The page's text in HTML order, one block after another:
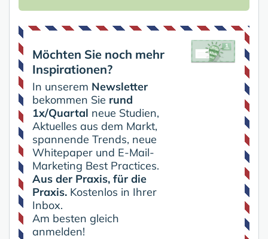
Möchten Sie noch mehr
Inspirationen?
In unserem Newsletter
bekommen Sie rund
1x/Quartal neue Studien,
Aktuelles aus dem Markt,
spannende Trends, neue
Whitepaper und E-Mail-
Marketing Best Practices.
Aus der Praxis, für die
Praxis. Kostenlos in Ihrer
Inbox.
Am besten gleich
anmelden!